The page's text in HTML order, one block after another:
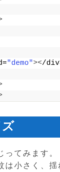
"demo"></div
ってみます。
は小さく、